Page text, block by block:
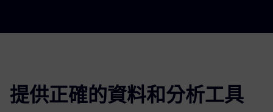
提供正確的資料和分析工具